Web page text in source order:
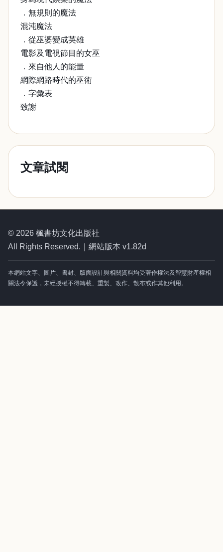
．無規則的魔法
混沌魔法
．從巫婆變成英雄
電影及電視節目的女巫
．來自他人的能量
網際網路時代的巫術
．字彙表
致謝
文章試閱
© 2026 楓書坊文化出版社
All Rights Reserved.｜網站版本 v1.82d
本網站文字、圖片、書封、版面設計與相關資料均受著作權法及智慧財產權相
關法令保護，未經授權不得轉載、重製、改作、散布或作其他利用。